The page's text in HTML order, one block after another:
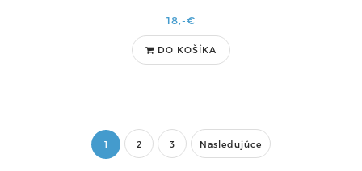
18,-€
DO KOŠÍKA
1 2 3 Nasledujúce